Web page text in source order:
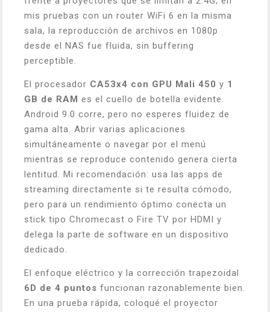
mis pruebas con un router WiFi 6 en la misma
sala, la reproducción de archivos en 1080p
desde el NAS fue fluida, sin buffering
perceptible.
El procesador CA53x4 con GPU Mali 450 y 1
GB de RAM es el cuello de botella evidente.
Android 9.0 corre, pero no esperes fluidez de
gama alta. Abrir varias aplicaciones
simultáneamente o navegar por el menú
mientras se reproduce contenido genera cierta
lentitud. Mi recomendación: usa las apps de
streaming directamente si te resulta cómodo,
pero para un rendimiento óptimo conecta un
stick tipo Chromecast o Fire TV por HDMI y
delega la parte de software en un dispositivo
dedicado.
El enfoque eléctrico y la corrección trapezoidal
6D de 4 puntos funcionan razonablemente bien.
En una prueba rápida, coloqué el proyector